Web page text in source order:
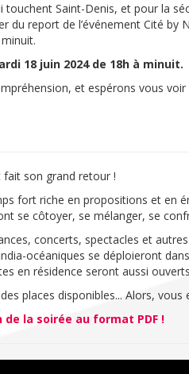
Saint-Denis, et pour la
du report de l’événement Cité by
18 juin 2024 de 18h à minuit.
et espérons vous
fait son grand retour !
fort riche en propositions et en
se côtoyer, se mélanger, se
concerts, spectacles et
océaniques se déploieront
en résidence seront aussi
places disponibles... Alors, vous
la soirée au format PDF !